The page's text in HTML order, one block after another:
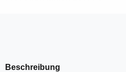
Beschreibung